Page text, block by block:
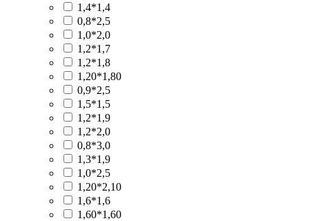
1,4*1,4
0,8*2,5
1,0*2,0
1,2*1,7
1,2*1,8
1,20*1,80
0,9*2,5
1,5*1,5
1,2*1,9
1,2*2,0
0,8*3,0
1,3*1,9
1,0*2,5
1,20*2,10
1,6*1,6
1,60*1,60